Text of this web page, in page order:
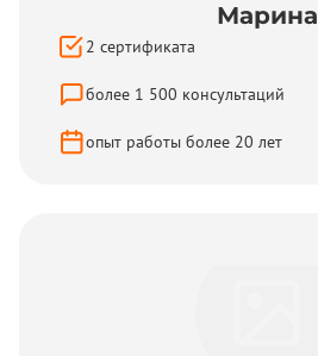
Марина
2 сертификатa
более 1 500 консультаций
опыт работы более 20 лет